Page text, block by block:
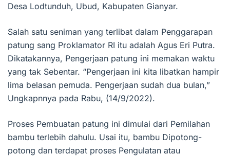
Desa Lodtunduh, Ubud, Kabupaten Gianyar.
Salah satu seniman yang terlibat dalam Penggarapan
patung sang Proklamator RI itu adalah Agus Eri Putra.
Dikatakannya, Pengerjaan patung ini memakan waktu
yang tak Sebentar. “Pengerjaan ini kita libatkan hampir
lima belasan pemuda. Pengerjaan sudah dua bulan,”
Ungkapnnya pada Rabu, (14/9/2022).
Proses Pembuatan patung ini dimulai dari Pemilahan
bambu terlebih dahulu. Usai itu, bambu Dipotong-
potong dan terdapat proses Pengulatan atau